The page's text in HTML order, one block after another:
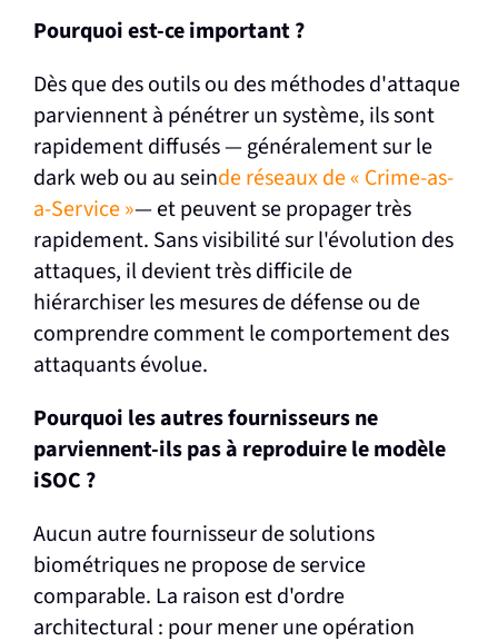
Pourquoi est-ce important ?
Dès que des outils ou des méthodes d'attaque
parviennent à pénétrer un système, ils sont
rapidement diffusés — généralement sur le
dark web ou au seinde réseaux de « Crime-as-
a-Service »— et peuvent se propager très
rapidement. Sans visibilité sur l'évolution des
attaques, il devient très difficile de
hiérarchiser les mesures de défense ou de
comprendre comment le comportement des
attaquants évolue.
Pourquoi les autres fournisseurs ne
parviennent-ils pas à reproduire le modèle
iSOC ?
Aucun autre fournisseur de solutions
biométriques ne propose de service
comparable. La raison est d'ordre
architectural : pour mener une opération